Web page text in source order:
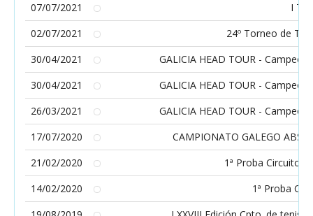
07/07/2021
I
02/07/2021
24º Torneo de
30/04/2021
GALICIA HEAD TOUR -
30/04/2021
GALICIA HEAD TOUR -
26/03/2021
GALICIA HEAD TOUR -
17/07/2020
CAMPIONATO GALEGO
21/02/2020
1ª Proba Circuito
14/02/2020
1ª Proba